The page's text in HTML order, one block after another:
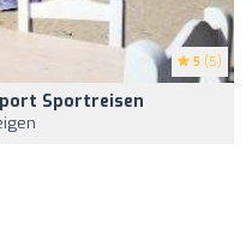
5 (5)
Sportreisen